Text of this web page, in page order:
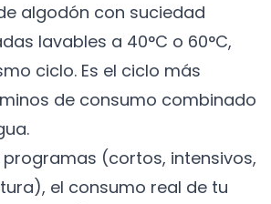
algodón con suciedad
lavables a 40°C o 60°C,
ciclo. Es el ciclo más
de consumo combinado
programas (cortos, intensivos,
el consumo real de tu